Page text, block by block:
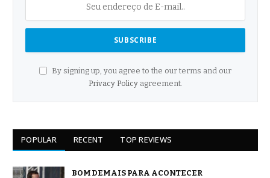
By signing up, you agree to the our terms and our
Privacy Policyagreement.
POPULAR RECENT TOP REVIEWS
BOM DEMAIS PARA ACONTECER